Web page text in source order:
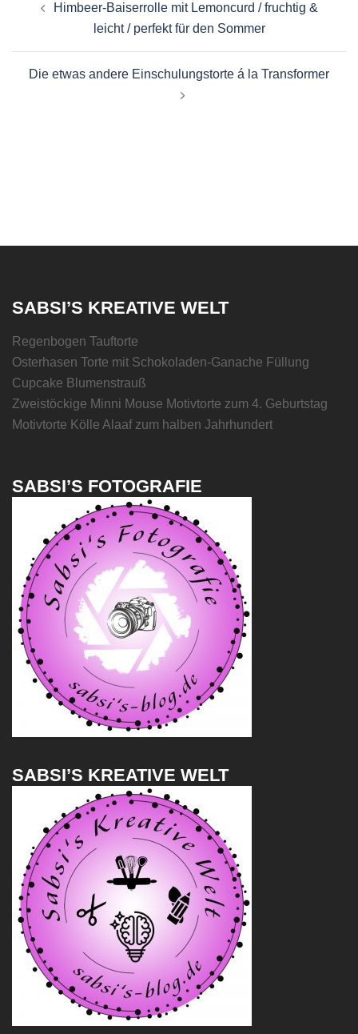
Himbeer-Baiserrolle mit Lemoncurd / fruchtig &
leicht / perfekt für den Sommer
Die etwas andere Einschulungstorte á la Transformer
SABSI’S KREATIVE WELT
Regenbogen Tauftorte
Osterhasen Torte mit Schokoladen-Ganache Füllung
Cupcake Blumenstrauß
Zweistöckige Minni Mouse Motivtorte zum 4. Geburtstag
Motivtorte Kölle Alaaf zum halben Jahrhundert
SABSI’S FOTOGRAFIE
SABSI’S KREATIVE WELT